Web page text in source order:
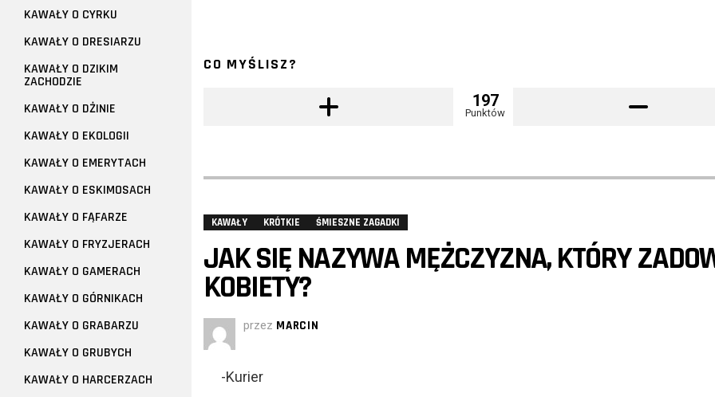
CO MYŚLISZ?
197
Punktów
KAWAŁY KRÓTKIE ŚMIESZNE ZAGADKI
JAK SIĘ NAZYWA MĘŻCZYZNA, KTÓRY
KOBIETY?
przez MARCIN
-Kurier
KAWAŁY O CYRKU
KAWAŁY O DRESIARZU
KAWAŁY O DZIKIM
ZACHODZIE
KAWAŁY O DŻINIE
KAWAŁY O EKOLOGII
KAWAŁY O EMERYTACH
KAWAŁY O ESKIMOSACH
KAWAŁY O FĄFARZE
KAWAŁY O FRYZJERACH
KAWAŁY O GAMERACH
KAWAŁY O GÓRNIKACH
KAWAŁY O GRABARZU
KAWAŁY O GRUBYCH
KAWAŁY O HARCERZACH